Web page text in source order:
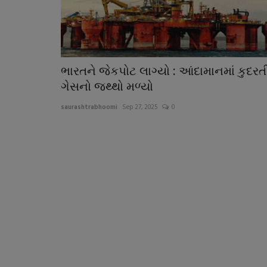
ભારતને જેકપોટ લાગ્યો : આંદામાનમાં
ગેસનો જથ્થો મળ્યો
saurashtrabhoomi Sep 27, 2025 0